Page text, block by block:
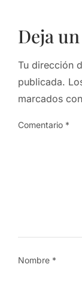
Deja
Tu dirección
publicada.
marcados con
Comentario *
Nombre *